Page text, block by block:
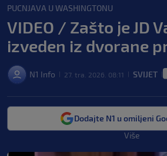
PUCNJAVA U WASHINGTONU
VIDEO / Zašto je JD
izveden iz dvorane
N1 Info 27. tra. 2026. 08:11 SVIJET
Dodajte N1 u omiljeni
Više